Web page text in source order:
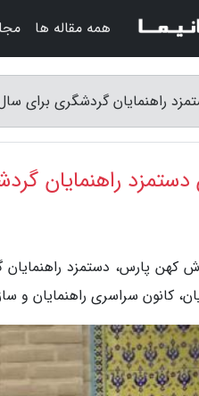
راهنمایان گردشگری برای سال 95 - کهن
راهنمایان
کانون سراسری راهنمایان
همه مقاله ها